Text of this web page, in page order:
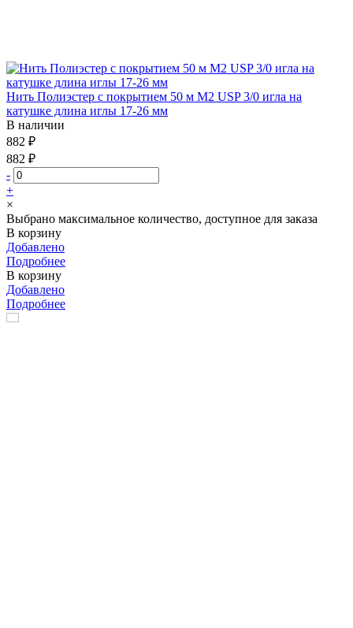
Нить Полиэстер с покрытием 50 м М2 USP 3/0 игла на
катушке длина иглы 17-26 мм
В наличии
882 ₽
882 ₽
-
+
×
Выбрано максимальное количество, доступное для заказа
В корзину
Добавлено
Подробнее
В корзину
Добавлено
Подробнее